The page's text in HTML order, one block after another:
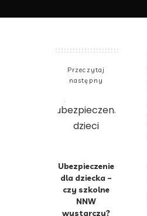
Przeczytaj
następny
Ubezpieczenie
dla dziecka –
czy szkolne
NNW
wystarczy?